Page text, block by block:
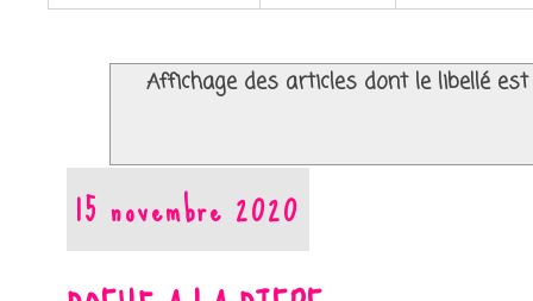
Affichage des articles dont le libellé
15 novembre 2020